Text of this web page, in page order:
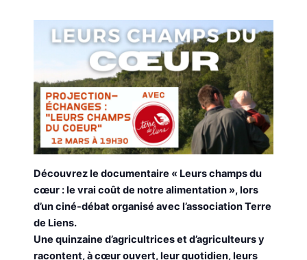
Découvrez le documentaire « Leurs champs du
cœur : le vrai coût de notre alimentation », lors
d’un ciné-débat organisé avec l’association Terre
de Liens.
Une quinzaine d’agricultrices et d’agriculteurs y
racontent, à cœur ouvert, leur quotidien, leurs